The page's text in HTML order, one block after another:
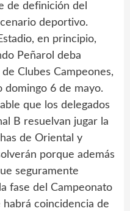
de definición del
deportivo.
en principio,
Peñarol deba
Clubes Campeones,
domingo 6 de mayo.
que los delegados
B resuelvan jugar la
de Oriental y
porque además
seguramente
fase del Campeonato
coincidencia de